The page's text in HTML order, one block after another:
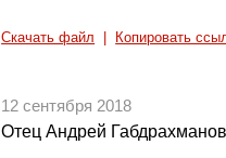
Скачать файл Копировать
12 сентября 2018
Отец Андрей